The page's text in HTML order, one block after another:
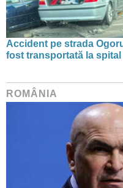
Accident pe strada
fost transportată la spital
ROMÂNIA